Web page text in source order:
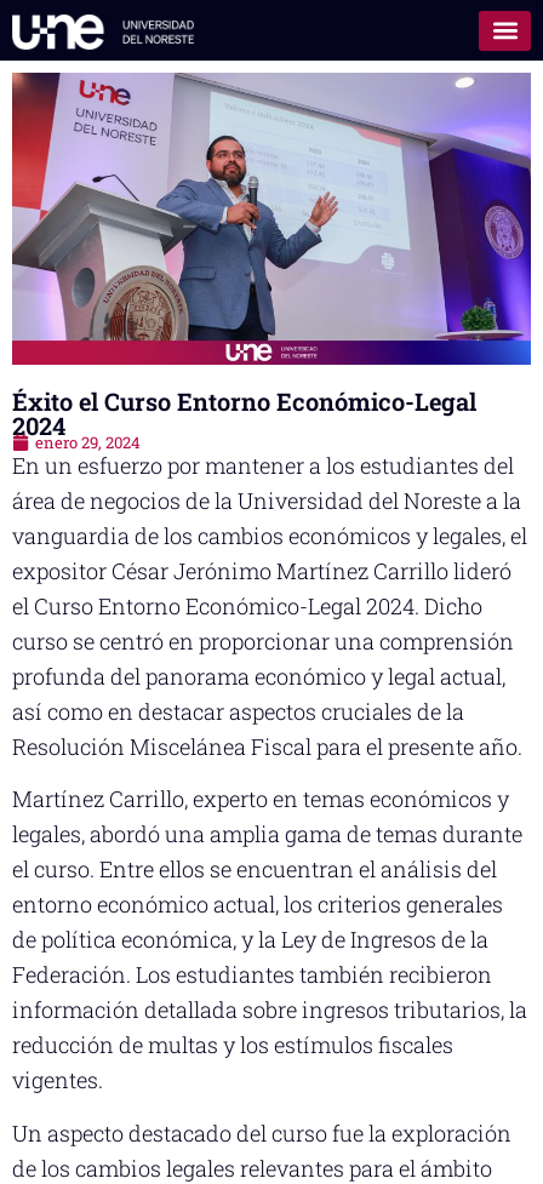
Éxito el Curso Entorno Económico-Legal
2024
enero 29, 2024
En un esfuerzo por mantener a los estudiantes del
área de negocios de la Universidad del Noreste a la
vanguardia de los cambios económicos y legales, el
expositor César Jerónimo Martínez Carrillo lideró
el Curso Entorno Económico-Legal 2024. Dicho
curso se centró en proporcionar una comprensión
profunda del panorama económico y legal actual,
así como en destacar aspectos cruciales de la
Resolución Miscelánea Fiscal para el presente año.
Martínez Carrillo, experto en temas económicos y
legales, abordó una amplia gama de temas durante
el curso. Entre ellos se encuentran el análisis del
entorno económico actual, los criterios generales
de política económica, y la Ley de Ingresos de la
Federación. Los estudiantes también recibieron
información detallada sobre ingresos tributarios, la
reducción de multas y los estímulos fiscales
vigentes.
Un aspecto destacado del curso fue la exploración
de los cambios legales relevantes para el ámbito